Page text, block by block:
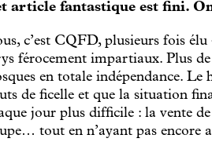
article fantastique est fini.
c’est CQFD, plusieurs fois
férocement impartiaux. Plus de
en totale indépendance. Le
de ficelle et que la situation
jour plus difficile : la vente
tout en n’ayant pas encore